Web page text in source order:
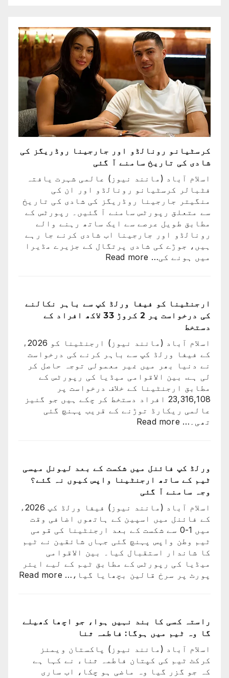
کرسٹیانو رونالڈو اور جارجینا روڈریگز کی
شادی کی تاریخ سامنے آ گئی
اسلام آباد (مانند نیوز) عالمی شہرت یافتہ
فٹبالر کرسٹیانو رونالڈو اور ان کی
منگیتر جارجینا روڈریگز کی شادی کی تاریخ
سے متعلق رپورٹس سامنے آ گئیں۔ رپورٹس کے
مطابق طویل عرصے سے ایک ساتھ رہنے والے
رونالڈو اور جارجینا اب شادی کرنے جا رہے
ہیں، جوڑے کی شادی پرتگال کے جزیرے مڈیرا
میں ہونے کی… Read more
جارجینا
روڈریگز
کی
تاریخ
سامنے
آ
گئی
ارجنٹینا کو فیفا ورلڈ کپ سے باہر نکالنے
کی درخواست پر 2 کروڑ 33 لاکھ افراد کے
دستخط
اسلام آباد (مانند نیوز) ارجنٹینا کو 2026ء
کے فیفا ورلڈ کپ سے باہر کرنے کی درخواست
نے دنیا بھر میں غیر معمولی توجہ حاصل کر
لی ہے. بین الاقوامی میڈیا کی رپورٹس کے
مطابق ارجنٹینا کے خلاف درخواست پر
23,316,108 افراد دستخط کر چکے ہیں جو گنیز
عالمی ریکارڈ توڑنے کے قریب پہنچ گئی
تھی۔… Read more
ورلڈ
کپ
نکالنے
کی
درخواست
پر
2
کروڑ
33
دستخط
ورلڈ کپ فائنل میں شکست کے بعد لیونل میسی
ٹیم کے ساتھ ارجنٹینا واپس کیوں نہ گئے؟
وجہ سامنے آ گئی
اسلام آباد (مانند نیوز) فیفا ورلڈ کپ 2026ء
کے فائنل میں اسپین کے ہاتھوں اضافی وقت
میں 1-0 سے شکست کے بعد ارجنٹینا کی قومی
ٹیم وطن واپس پہنچ گئی جہاں شائقین نے ٹیم
کا شاندار استقبال کیا۔ بین الاقوامی
میڈیا کی رپورٹس کے مطابق ٹیم کے لیے ایئر
پورٹ پر سرخ قالین بچھایا گیا،… Read more
راستہ کسی کا بند نہیں ہوا، جو اچھا کھیلے
گا وہ ٹیم میں ہوگا: فاطمہ ثنا
اسلام آباد (مانند نیوز) پاکستان ویمنز
کرکٹ ٹیم کی کپتان فاطمہ ثناء نے کہا ہے
کہ جو گزر گیا وہ ماضی ہو چکا، اب ساری